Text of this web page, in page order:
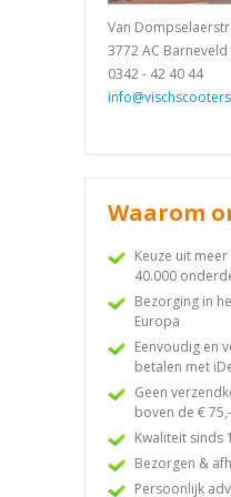
Van
3772 AC Barneveld
0342 - 42 40 44
Waarom
Keuze uit meer
40.000
Bezorging in
Europa
Eenvoudig en
betalen met
Geen
boven de € 75,-
Kwaliteit sinds
Bezorgen &
Persoonlijk